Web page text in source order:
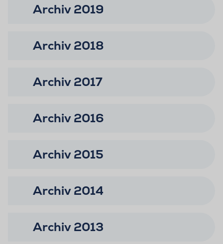
Archiv 2019
Archiv 2018
Archiv 2017
Archiv 2016
Archiv 2015
Archiv 2014
Archiv 2013